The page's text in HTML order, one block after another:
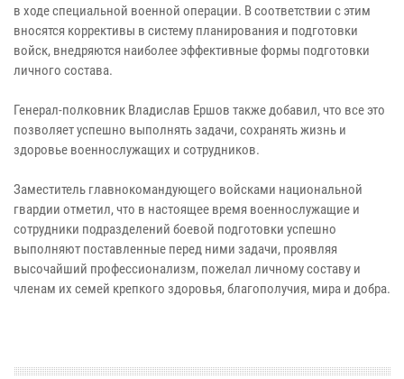
в ходе специальной военной операции. В соответствии с этим
вносятся коррективы в систему планирования и подготовки
войск, внедряются наиболее эффективные формы подготовки
личного состава.
Генерал-полковник Владислав Ершов также добавил, что все это
позволяет успешно выполнять задачи, сохранять жизнь и
здоровье военнослужащих и сотрудников.
Заместитель главнокомандующего войсками национальной
гвардии отметил, что в настоящее время военнослужащие и
сотрудники подразделений боевой подготовки успешно
выполняют поставленные перед ними задачи, проявляя
высочайший профессионализм, пожелал личному составу и
членам их семей крепкого здоровья, благополучия, мира и добра.